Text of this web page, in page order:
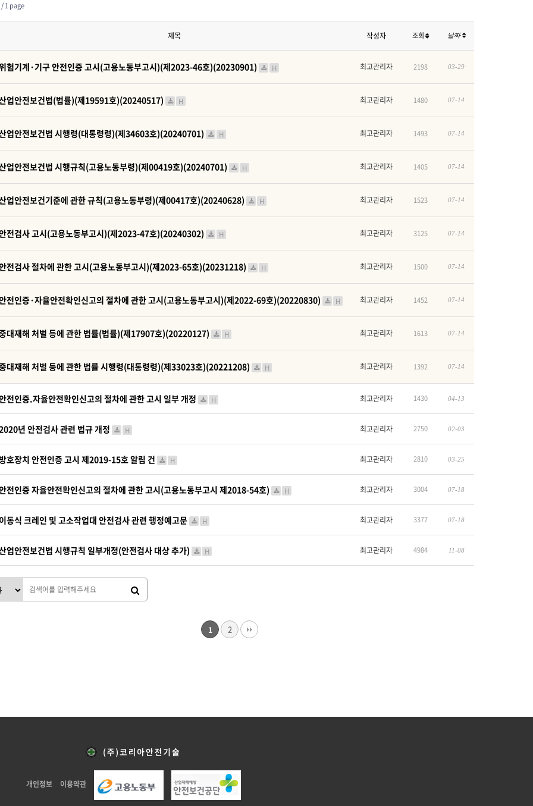
/1 page
제목 작성자 조회 날짜
험기계·기구 안전인증 고시(고용노동부고시)(제2023-46호)(20230901) H 최고관리자 2198 03-29
업안전보건법(법률)(제19591호)(20240517) H 최고관리자 1480 07-14
업안전보건법 시행령(대통령령)(제34603호)(20240701) H 최고관리자 1493 07-14
업안전보건법 시행규칙(고용노동부령)(제00419호)(20240701) H 최고관리자 1405 07-14
업안전보건기준에 관한 규칙(고용노동부령)(제00417호)(20240628) H 최고관리자 1523 07-14
전검사 고시(고용노동부고시)(제2023-47호)(20240302) H 최고관리자 3125 07-14
전검사 절차에 관한 고시(고용노동부고시)(제2023-65호)(20231218) H 최고관리자 1500 07-14
전인증·자율안전확인신고의 절차에 관한 고시(고용노동부고시)(제2022-69호)(20220830) H 최고관리자 1452 07-14
대재해 처벌 등에 관한 법률(법률)(제17907호)(20220127) H 최고관리자 1613 07-14
대재해 처벌 등에 관한 법률 시행령(대통령령)(제33023호)(20221208) H 최고관리자 1392 07-14
전인증.자율안전확인신고의 절차에 관한 고시 일부 개정 H 최고관리자 1430 04-13
년 안전검사 관련 법규 개정 H 최고관리자 2750 02-03
호장치 안전인증 고시 제2019-15호 알림 건 H 최고관리자 2810 03-25
전인증 자율안전확인신고의 절차에 관한 고시(고용노동부고시 제2018-54호) H 최고관리자 3004 07-18
동식 크레인 및 고소작업대 안전검사 관련 행정예고문 H 최고관리자 3377 07-18
업안전보건법 시행규칙 일부개정(안전검사 대상 추가) H 최고관리자 4984 11-08
1 2
개인정보 이용약관